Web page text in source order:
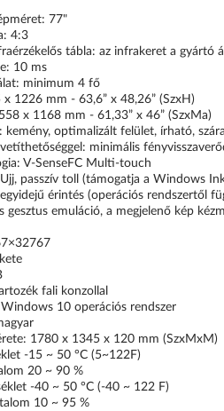
77"
4:3
tábla: az infrakeret a gyártó
10 ms
minimum 4 fő
1226 mm - 63,6” x 48,26” (SzxH)
x 1168 mm - 61,33” x 46” (SzxMa)
kemény, optimalizált felület, írható,
minimális
V-SenseFC Multi-touch
passzív toll (támogatja a Windows
érintés (operációs rendszertől
gesztus emuláció, a megjelenő kép
fali konzollal
10 operációs rendszer
1780 x 1345 x 120 mm (SzxMxM)
-15 ~ 50 °C (5~122F)
20 ~ 90 %
-40 ~ 50 °C (-40 ~ 122 F)
10 ~ 95 %